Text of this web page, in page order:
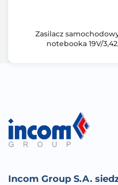
Zasilacz
notebooka 19V/
Incom Group S.A.